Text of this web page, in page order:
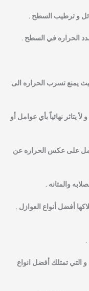
و ترطيب السطح .
الحراره في السطح .
يمنع تسرب الحراره الى
يتاثر نهائياً بأي عوامل أو
تعمل على عكس الحراره عن
والمتانه .
أفضل أنواع العوازل .
.
تمتلك أفضل انواع